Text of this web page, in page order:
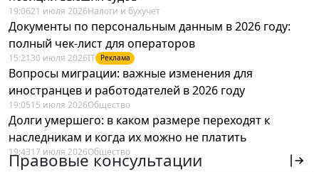
19:0621 июля 2026Налоги и бухучет
Документы по персональным данным в 2026 году:
полный чек-лист для операторов
15:21 30 июля 2026IT Реклама
Вопросы миграции: важные изменения для
иностранцев и работодателей в 2026 году
19:0515 июля 2026Общество
Долги умершего: в каком размере переходят к
наследникам и когда их можно не платить
19:4317 июля 2026Общество
Правовые консультации